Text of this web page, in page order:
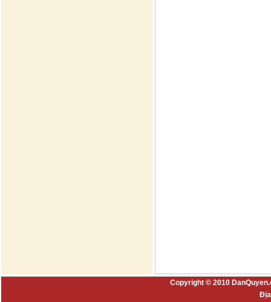
Copyright © 2010